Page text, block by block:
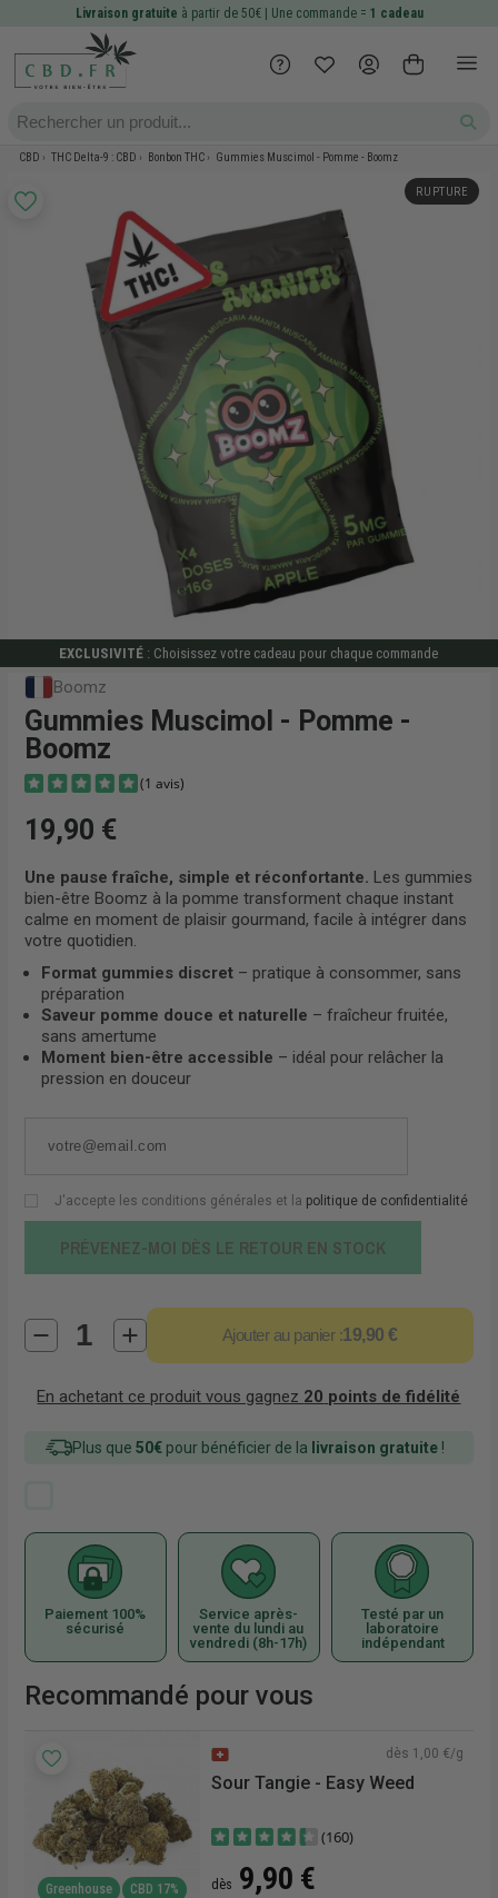
Livraison gratuite à partir de 50€ | Une commande = 1 cadeau
CBD THC Delta-9 : CBD Bonbon THC Gummies Muscimol - Pomme - Boomz
RUPTURE
EXCLUSIVITÉ : Choisissez votre cadeau pour chaque commande
Boomz
Gummies Muscimol - Pomme -
Boomz
(1 avis)
19,90 €
Une pause fraîche, simple et réconfortante. Les gummies
bien-être Boomz à la pomme transforment chaque instant
calme en moment de plaisir gourmand, facile à intégrer dans
votre quotidien.
Format gummies discret– pratique à consommer, sans
préparation
Saveur pomme douce et naturelle – fraîcheur fruitée,
sans amertume
Moment bien-être accessible – idéal pour relâcher la
pression en douceur
J'accepte les conditions générales et la politique de confidentialité
PRÉVENEZ-MOI DÈS LE RETOUR EN STOCK
Ajouter au panier :19,90 €
En achetant ce produit vous gagnez 20 points de fidélité
Plus que 50€pour bénéficier de la livraison gratuite!
Paiement 100%
sécurisé
Service après-
vente du lundi au
vendredi (8h-17h)
Testé par un
laboratoire
indépendant
Recommandé pour vous
Greenhouse CBD 17%
dès 1,00 €/g
Sour Tangie - Easy Weed
(160)
dès 9,90 €